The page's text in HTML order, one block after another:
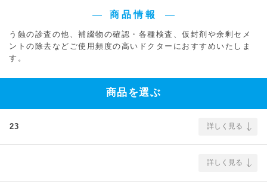
商品情報
う蝕の診査の他、補綴物の確認・各種検査、仮封剤や余剰セメ
ントの除去などご使用頻度の高いドクターにおすすめいたしま
す。
商品を選ぶ
23 詳しく見る
詳しく見る